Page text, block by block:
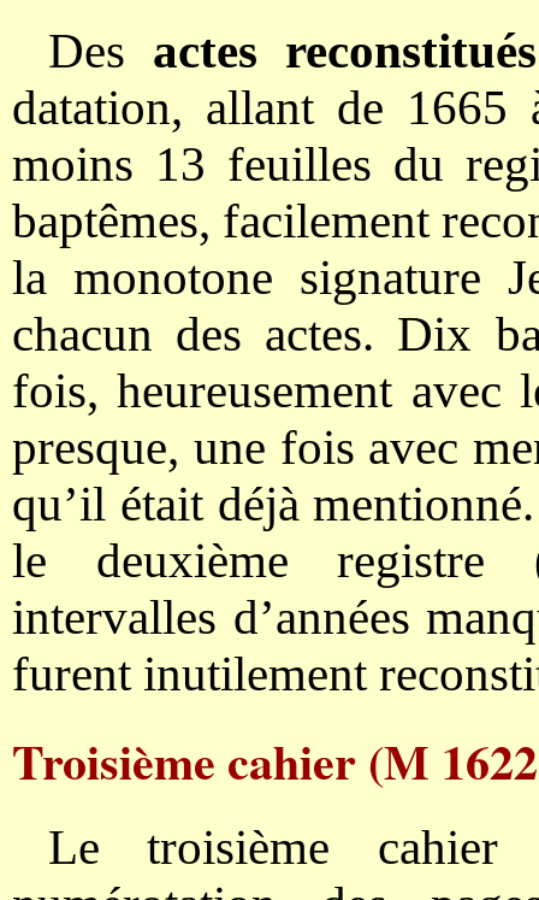
Des actes reconstitués
datation, allant de 1665
moins 13 feuilles du
baptêmes, facilement
la monotone signature
chacun des actes. Dix
fois, heureusement avec
presque, une fois avec
qu’il était déjà
le deuxième registre
intervalles d’années
furent inutilement
Troisième cahier (M
Le troisième